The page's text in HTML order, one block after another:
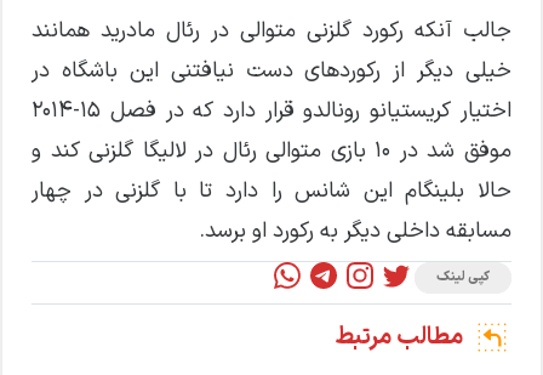
جالب آنکه رکورد گلزنی متوالی در رئال مادرید همانند
خیلی دیگر از رکورد‌های دست نیافتنی این باشگاه در
اختیار کریستیانو رونالدو قرار دارد که در فصل ۱۵-۲۰۱۴
موفق شد در ۱۰ بازی متوالی رئال در لالیگا گلزنی کند و
حالا بلینگام این شانس را دارد تا با گلزنی در چهار
مسابقه داخلی دیگر به رکورد او برسد.
کپی لینک
مطالب مرتبط